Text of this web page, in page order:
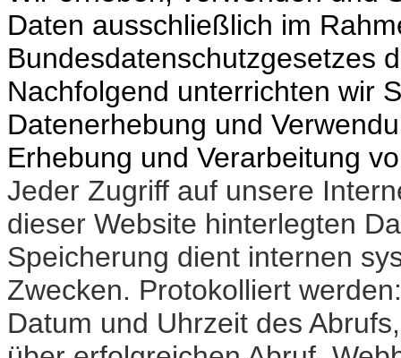
Daten ausschließlich im
Bundesdatenschutzgesetzes
Nachfolgend unterrichten wir
Datenerhebung und
Erhebung und Verarbeitung
Jeder Zugriff auf unsere
dieser Website hinterlegten
Speicherung dient internen
Zwecken. Protokolliert
Datum und Uhrzeit des